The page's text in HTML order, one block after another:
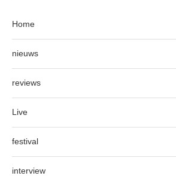
Home
nieuws
reviews
Live
festival
interview